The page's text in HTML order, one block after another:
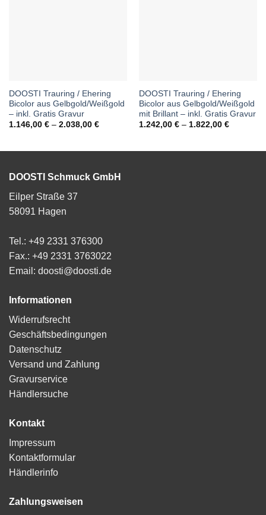
DOOSTI Trauring / Ehering
Bicolor aus Gelbgold/Weißgold
– inkl. Gratis Gravur
1.146,00 € – 2.038,00 €Preisspanne:
DOOSTI Trauring / Ehering
Bicolor aus Gelbgold/Weißgold
mit Brillant – inkl. Gratis Gravur
1.242,00 € – 1.822,00 €
DOOSTI Schmuck GmbH
Eilper Straße 37
58091 Hagen
Tel.: +49 2331 376300
Fax.: +49 2331 3763022
Email: doosti@doosti.de
Informationen
Widerrufsrecht
Geschäftsbedingungen
Datenschutz
Versand und Zahlung
Gravurservice
Händlersuche
Kontakt
Impressum
Kontaktformular
Händlerinfo
Zahlungsweisen